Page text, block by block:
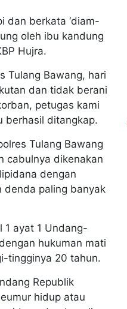
dan berkata ‘diam-
oleh ibu kandung
Hujra.
Tulang Bawang, hari
dan tidak berani
petugas kami
berhasil ditangkap.
Tulang Bawang
cabulnya dikenakan
dengan
denda paling banyak
1 ayat 1 Undang-
hukuman mati
tingginya 20 tahun.
Republik
hidup atau